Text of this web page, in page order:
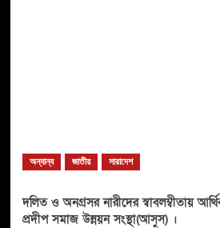
অন্যান্য জাতীয় সারাদেশ
দলিত ও অনগ্রসর নারীদের স্বাবলম্বীতায়
প্রদীপ সমাজ উন্নয়ন সংস্থা(আসুস) ।